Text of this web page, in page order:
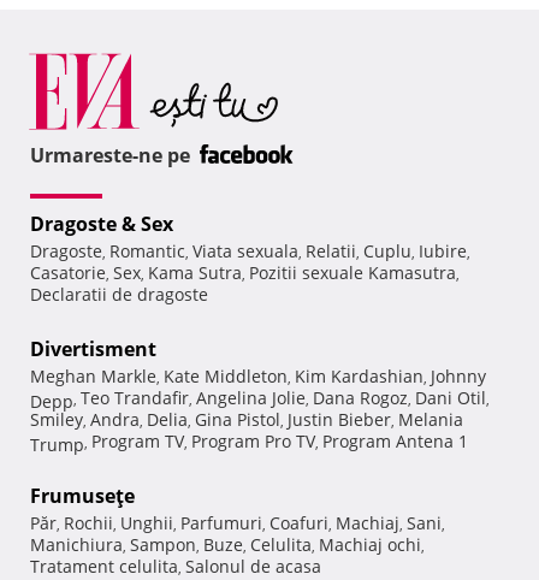
Urmareste-ne pe
Dragoste & Sex
Dragoste, Romantic, Viata sexuala, Relatii, Cuplu, Iubire,
Casatorie, Sex, Kama Sutra, Pozitii sexuale Kamasutra,
Declaratii de dragoste
Divertisment
Meghan Markle, Kate Middleton, Kim Kardashian, Johnny
Depp, Teo Trandafir, Angelina Jolie, Dana Rogoz, Dani Otil,
Smiley, Andra, Delia, Gina Pistol, Justin Bieber, Melania
Trump, Program TV, Program Pro TV, Program Antena 1
Frumuseţe
Păr, Rochii, Unghii, Parfumuri, Coafuri, Machiaj, Sani,
Manichiura, Sampon, Buze, Celulita, Machiaj ochi,
Tratament celulita, Salonul de acasa